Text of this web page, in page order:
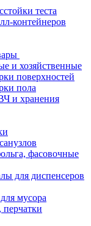
теста
контейнеров
и хозяйственные
поверхностей
пола
и хранения
фасовочные
для диспенсеров
мусора